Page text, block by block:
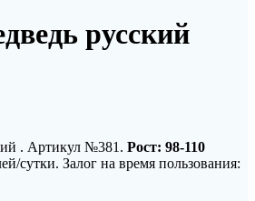
русский
. Артикул №381. Рост: 98-110
сутки. Залог на время пользования: